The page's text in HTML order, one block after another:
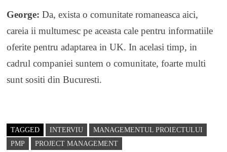
George: Da, exista o comunitate romaneasca aici,
careia ii multumesc pe aceasta cale pentru informatiile
oferite pentru adaptarea in UK. In acelasi timp, in
cadrul companiei suntem o comunitate, foarte multi
sunt sositi din Bucuresti.
TAGGED INTERVIU
MANAGEMENTUL PROIECTULUI
PMP
PROJECT MANAGEMENT